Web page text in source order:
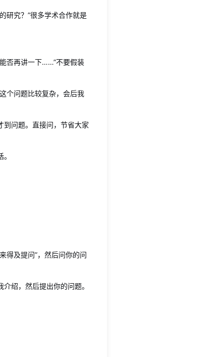
研究？”很多学术合作就是
否再讲一下……”不要假装
个问题比较复杂，会后我
到问题。直接问，节省大家
得及提问”，然后问你的问
绍，然后提出你的问题。